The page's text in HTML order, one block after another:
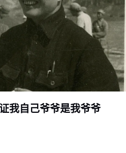
我自己爷爷是我爷爷